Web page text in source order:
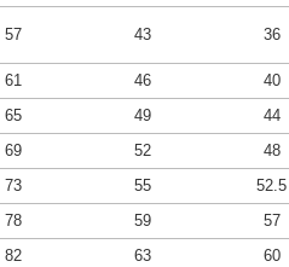
57 43 36
61 46 40
65 49 44
69 52 48
73 55 52.5
78 59 57
82 63 60